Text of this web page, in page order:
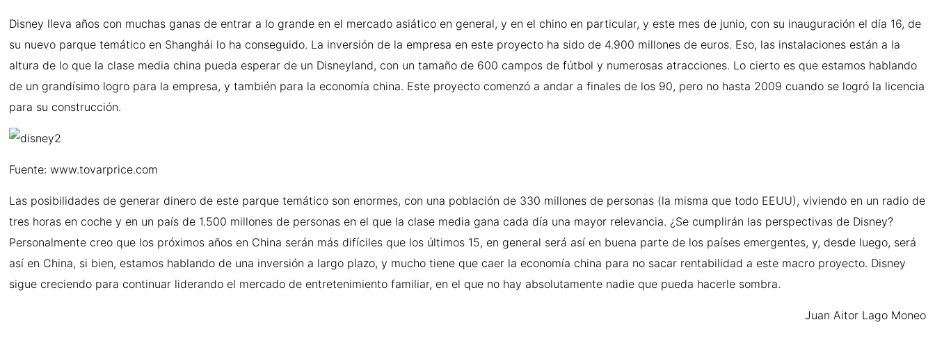
Disney lleva años con muchas ganas de entrar a lo grande en el mercado asiático en general, y en el chino en particular, y este mes de junio, con su inauguración el día 16, de
su nuevo parque temático en Shanghái lo ha conseguido. La inversión de la empresa en este proyecto ha sido de 4.900 millones de euros. Eso, las instalaciones están a la
altura de lo que la clase media china pueda esperar de un Disneyland, con un tamaño de 600 campos de fútbol y numerosas atracciones. Lo cierto es que estamos hablando
de un grandísimo logro para la empresa, y también para la economía china. Este proyecto comenzó a andar a finales de los 90, pero no hasta 2009 cuando se logró la licencia
para su construcción.
Fuente: www.tovarprice.com
Las posibilidades de generar dinero de este parque temático son enormes, con una población de 330 millones de personas (la misma que todo EEUU), viviendo en un radio de
tres horas en coche y en un país de 1.500 millones de personas en el que la clase media gana cada día una mayor relevancia. ¿Se cumplirán las perspectivas de Disney?
Personalmente creo que los próximos años en China serán más difíciles que los últimos 15, en general será así en buena parte de los países emergentes, y, desde luego, será
así en China, si bien, estamos hablando de una inversión a largo plazo, y mucho tiene que caer la economía china para no sacar rentabilidad a este macro proyecto. Disney
sigue creciendo para continuar liderando el mercado de entretenimiento familiar, en el que no hay absolutamente nadie que pueda hacerle sombra.
Juan Aitor Lago Moneo